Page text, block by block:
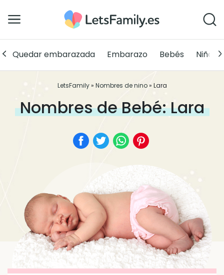
Quedar embarazada Embarazo Bebés Niños
LetsFamily» Nombres de nino» Lara
Nombres de Bebé: Lara